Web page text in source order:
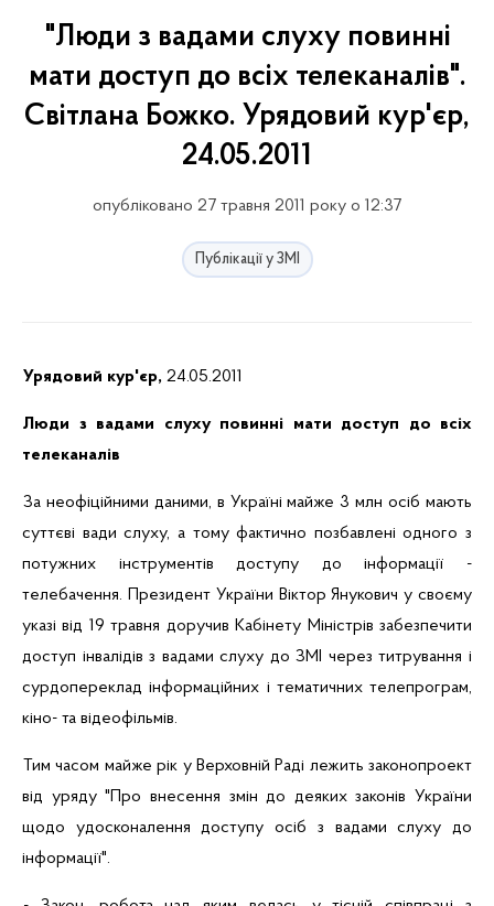
"Люди з вадами слуху повинні
мати доступ до всіх телеканалів".
Світлана Божко. Урядовий кур'єр,
24.05.2011
опубліковано 27 травня 2011 року о 12:37
Публікації у ЗМІ
Урядовий кур'єр, 24.05.2011
Люди з вадами слуху повинні мати доступ до всіх
телеканалів
За неофіційними даними, в Україні майже 3млн осіб мають
суттєві вади слуху, а томуфактично позбавлені одного з
потужних
інструментів доступу доінформації -
телебачення. Президент України Віктор Янукович усвоєму
указі від 19травня доручив Кабінету Міністрів забезпечити
доступ інвалідів з вадами слуху до ЗМІ черезтитрування і
сурдопереклад інформаційних і тематичних телепрограм,
кіно- та відеофільмів.
Тим часом майже рік у Верховній Раді лежить законопроект
від уряду "Про внесення змін до деяких законів
України
щодо
удосконалення доступуосіб з вадами слуху до
інформації".